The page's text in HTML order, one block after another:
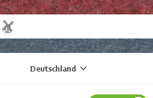
Deutschland